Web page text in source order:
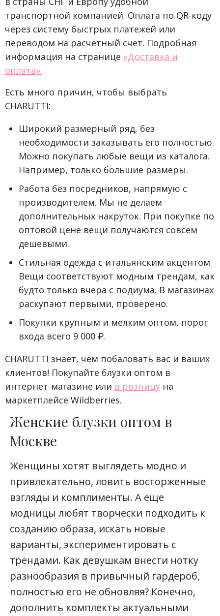
транспортной компанией. Оплата по QR-коду
через систему быстрых платежей или
переводом на расчетный счет. Подробная
информация на странице «Доставка и
оплата».
Есть много причин, чтобы выбрать
CHARUTTI:
Широкий размерный ряд, без
необходимости заказывать его полностью.
Можно покупать любые вещи из каталога.
Например, только большие размеры.
Работа без посредников, напрямую с
производителем. Мы не делаем
дополнительных накруток. При покупке по
оптовой цене вещи получаются совсем
дешевыми.
Стильная одежда с итальянским акцентом.
Вещи соответствуют модным трендам, как
будто только вчера с подиума. В магазинах
раскупают первыми, проверено.
Покупки крупным и мелким оптом, порог
входа всего 9 000 ₽.
CHARUTTI знает, чем побаловать вас и ваших
клиентов! Покупайте блузки оптом в
интернет-магазине или в розницу на
маркетплейсе Wildberries.
Женские блузки оптом в
Москве
Женщины хотят выглядеть модно и
привлекательно, ловить восторженные
взгляды и комплименты. А еще
модницы любят творчески подходить к
созданию образа, искать новые
варианты, экспериментировать с
трендами. Как девушкам внести нотку
разнообразия в привычный гардероб,
полностью его не обновляя? Конечно,
дополнить комплекты актуальными